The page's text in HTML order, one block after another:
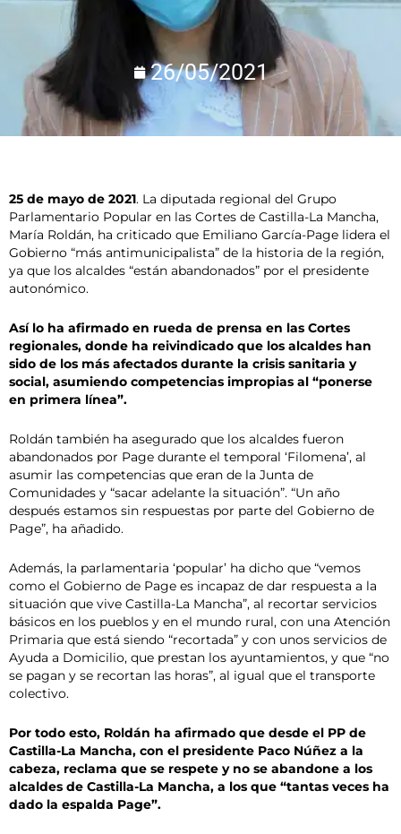
26/05/2021
25 de mayo de 2021. La diputada regional del Grupo
Parlamentario Popular en las Cortes de Castilla-La Mancha,
María Roldán, ha criticado que Emiliano García-Page lidera el
Gobierno “más antimunicipalista” de la historia de la región,
ya que los alcaldes “están abandonados” por el presidente
autonómico.
Así lo ha afirmado en rueda de prensa en las Cortes
regionales, donde ha reivindicado que los alcaldes han
sido de los más afectados durante la crisis sanitaria y
social, asumiendo competencias impropias al “ponerse
en primera línea”.
Roldán también ha asegurado que los alcaldes fueron
abandonados por Page durante el temporal ‘Filomena’, al
asumir las competencias que eran de la Junta de
Comunidades y “sacar adelante la situación”. “Un año
después estamos sin respuestas por parte del Gobierno de
Page”, ha añadido.
Además, la parlamentaria ‘popular’ ha dicho que “vemos
como el Gobierno de Page es incapaz de dar respuesta a la
situación que vive Castilla-La Mancha”, al recortar servicios
básicos en los pueblos y en el mundo rural, con una Atención
Primaria que está siendo “recortada” y con unos servicios de
Ayuda a Domicilio, que prestan los ayuntamientos, y que “no
se pagan y se recortan las horas”, al igual que el transporte
colectivo.
Por todo esto, Roldán ha afirmado que desde el PP de
Castilla-La Mancha, con el presidente Paco Núñez a la
cabeza, reclama que se respete y no se abandone a los
alcaldes de Castilla-La Mancha, a los que “tantas veces ha
dado la espalda Page”.